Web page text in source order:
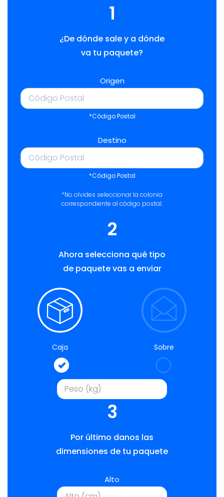
1
¿De dónde sale y a dónde
va tu paquete?
Origen
*Código Postal
Destino
*Código Postal
*No olvides seleccionar la colonia
correspondiente al código postal.
2
Ahora selecciona qué tipo
de paquete vas a enviar
Caja Sobre
3
Por último danos las
dimensiones de tu paquete
Alto